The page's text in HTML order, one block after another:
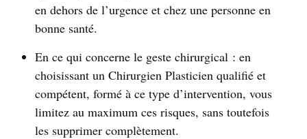
en dehors de l’urgence et chez une personne en
bonne santé.
En ce qui concerne le geste chirurgical : en
choisissant un Chirurgien Plasticien qualifié et
compétent, formé à ce type d’intervention, vous
limitez au maximum ces risques, sans toutefois
les supprimer complètement.